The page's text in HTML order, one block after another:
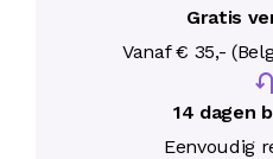
Gebruik Visolie niet
Bij overgevoeligheid voor
Europese regelgeving In
opgenomen met ons
Gratis
Vanaf € 35,-
14 dagen
Eenvoudig